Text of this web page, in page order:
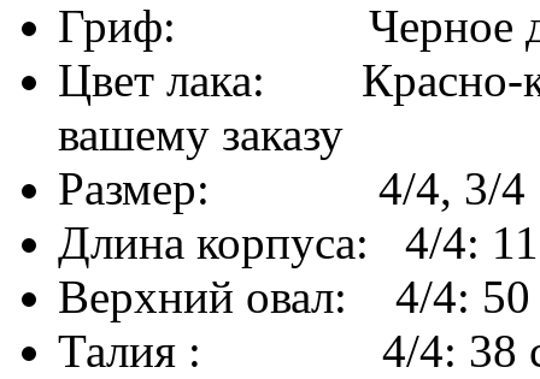
Гриф: Черное
Цвет лака: Красно-
вашему заказу
Размер: 4/4, 3/4
Длина корпуса: 4/4:
Верхний овал: 4/4: 50
Талия : 4/4: 38